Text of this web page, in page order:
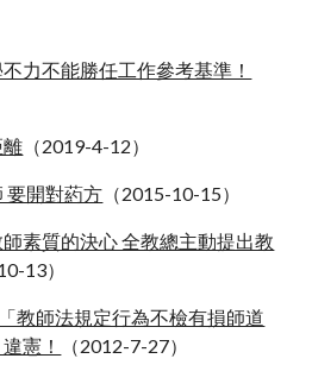
力不能勝任工作參考基準！
（2019-4-12）
要開對葯方 （2015-10-15）
素質的決心 全教總主動提出教
-13）
教師法規定行為不檢有損師道
憲！
（2012-7-27）